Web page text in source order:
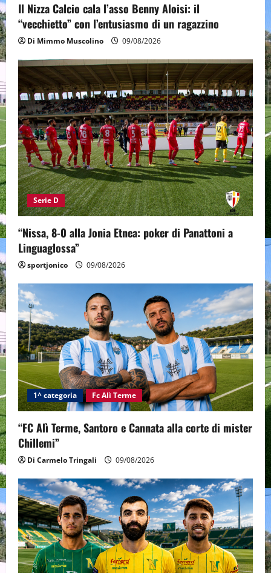
Il Nizza Calcio cala l’asso Benny Aloisi: il
“vecchietto” con l’entusiasmo di un ragazzino
Di Mimmo Muscolino 09/08/2026
Serie D
“Nissa, 8-0 alla Jonia Etnea: poker di Panattoni a
Linguaglossa”
sportjonico 09/08/2026
1^ categoria Fc Alì Terme
“FC Alì Terme, Santoro e Cannata alla corte di mister
Chillemi”
Di Carmelo Tringali 09/08/2026